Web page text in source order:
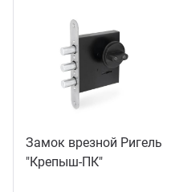
Замок врезной Ригель
"Крепыш-ПК"